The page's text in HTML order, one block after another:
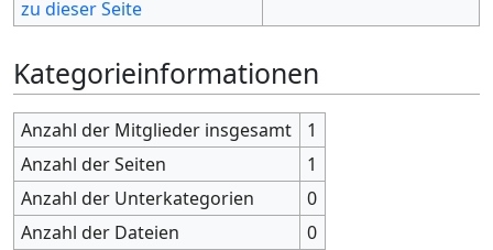
zu dieser Seite
Kategorieinformationen
Anzahl der Mitglieder insgesamt
1
Anzahl der Seiten
1
Anzahl der Unterkategorien
0
Anzahl der Dateien
0